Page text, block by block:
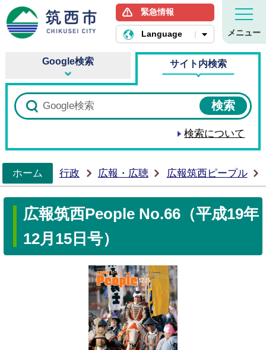
筑西市ホームページ
緊急情報
Language メニュー
Google検索 サイト内検索
検索について
ホーム
行政 広報・広聴 広報筑西ピープル
広報筑西People No.66（平成19年
12月15日号）